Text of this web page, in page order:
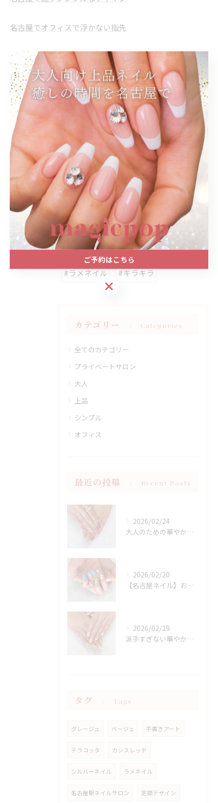
名古屋でオフィスで浮かない指先
--------------------------------------------------------------------
--
大人 オフィス
一覧に戻る 次のページ >
関連タグ
#名古屋駅ネイルサロン
#プライベートサロン
#ニュアンスネイル
#クリスマスネイル
#大人かわいい
#ワンカラーネイル
#ラメネイル
#キラキラ
カテゴリー Categories
全てのカテゴリー
プライベートサロン
大人
上品
シンプル
オフィス
最近の投稿 Recent Posts
2026/02/24
大人のための華やかラメピンクネイル
2026/02/20
【名古屋ネイル】お持ち込みニュアンスアート×春フラワーデザイン
2026/02/19
派手すぎない華やかさ◎上品イエローネイル特集
タグ Tags
グレージュ ベージュ 手書きアート
テラコッタ カシスレッド
シルバーネイル ラメネイル
名古屋駅ネイルサロン 定額デザイン
ご予約はこちら
ご予約はこちら